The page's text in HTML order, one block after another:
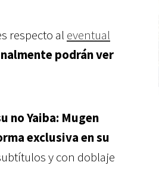
respecto al eventual
podrán ver
no Yaiba: Mugen
exclusiva en su
y con doblaje